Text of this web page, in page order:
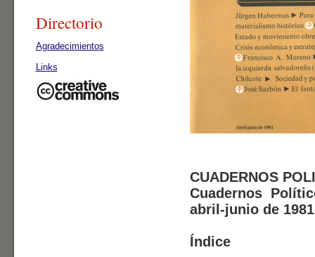
CUADERNOS
Cuadernos
abril-junio de
Índice
Directorio
Agradecimientos
Links